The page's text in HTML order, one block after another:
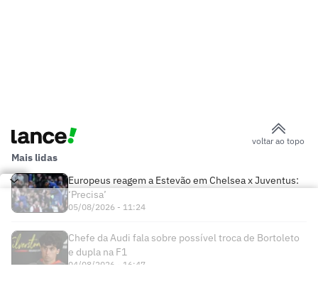
voltar ao topo
Mais lidas
Europeus reagem a Estevão em Chelsea x Juventus:
‘Precisa’
05/08/2026 - 11:24
Chefe da Audi fala sobre possível troca de Bortoleto
e dupla na F1
04/08/2026 - 16:47